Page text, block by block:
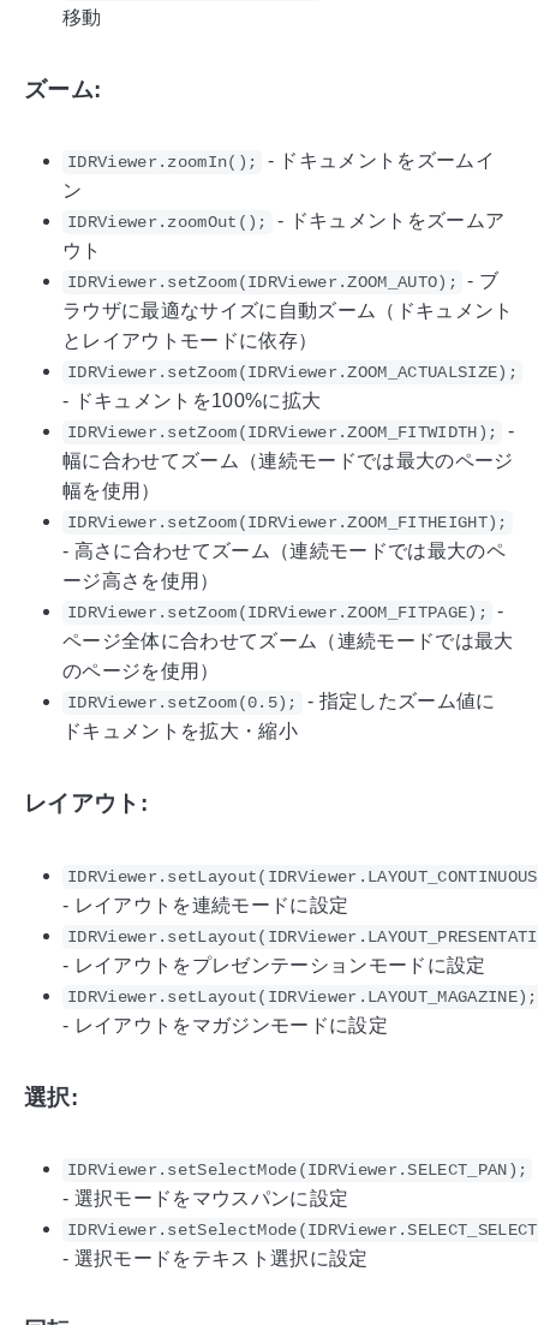
移動
ズーム:
IDRViewer.zoomIn();
- ドキュメントをズームイ
ン
IDRViewer.zoomOut();
- ドキュメントをズームア
ウト
IDRViewer.setZoom(IDRViewer.ZOOM_AUTO);
- ブ
ラウザに最適なサイズに自動ズーム（ドキュメント
とレイアウトモードに依存）
IDRViewer.setZoom(IDRViewer.ZOOM_ACTUALSIZE);
- ドキュメントを100%に拡大
IDRViewer.setZoom(IDRViewer.ZOOM_FITWIDTH);
-
幅に合わせてズーム（連続モードでは最大のページ
幅を使用）
IDRViewer.setZoom(IDRViewer.ZOOM_FITHEIGHT);
- 高さに合わせてズーム（連続モードでは最大のペ
ージ高さを使用）
IDRViewer.setZoom(IDRViewer.ZOOM_FITPAGE);
-
ページ全体に合わせてズーム（連続モードでは最大
のページを使用）
IDRViewer.setZoom(0.5);
- 指定したズーム値に
ドキュメントを拡大・縮小
レイアウト:
- レイアウトを連続モードに設定
- レイアウトをプレゼンテーションモードに設定
IDRViewer.setLayout(IDRViewer.LAYOUT_MAGAZINE);
- レイアウトをマガジンモードに設定
選択:
IDRViewer.setSelectMode(IDRViewer.SELECT_PAN);
- 選択モードをマウスパンに設定
- 選択モードをテキスト選択に設定